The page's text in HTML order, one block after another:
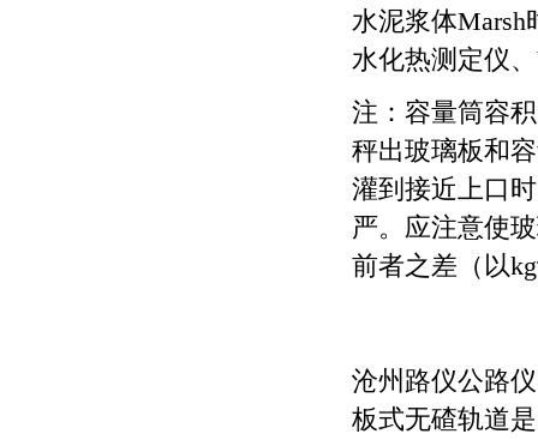
水泥浆体Marsh
水化热测定仪
注：容量筒容
秤出玻璃板和
灌到接近上口
严。应注意使
前者之差（以
沧州路仪公路
板式无碴轨道